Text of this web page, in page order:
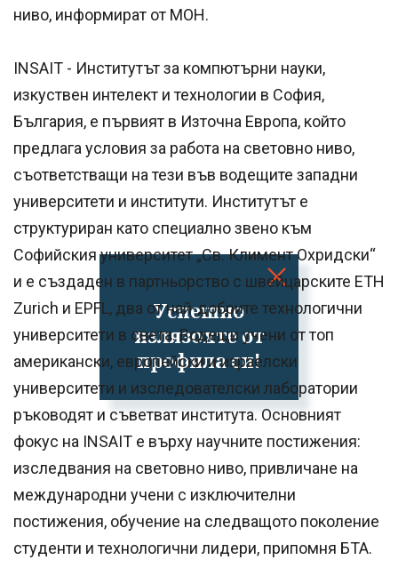
Успешно
излязохте от
профила си!
ниво, информират от МОН.
INSAIT - Институтът за компютърни науки,
изкуствен интелект и технологии в София,
България, е първият в Източна Европа, който
предлага условия за работа на световно ниво,
съответстващи на тези във водещите западни
университети и институти. Институтът е
структуриран като специално звено към
Софийския университет „Св. Климент Охридски“
и е създаден в партньорство с швейцарските ETH
Zurich и EPFL, два от най-добрите технологични
университети в света. Водещи учени от топ
американски, европейски и израелски
университети и изследователски лаборатории
ръководят и съветват института. Основният
фокус на INSAIT е върху научните постижения:
изследвания на световно ниво, привличане на
международни учени с изключителни
постижения, обучение на следващото поколение
студенти и технологични лидери, припомня БТА.